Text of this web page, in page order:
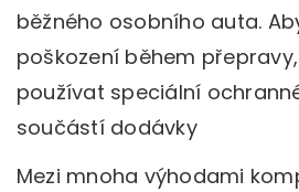
běžného osobního auta.
poškození během
používat speciální
součástí dodávky
Mezi mnoha výhodami